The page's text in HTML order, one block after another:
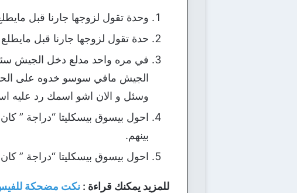
وحدة تقول لزوجها جارنا قبل
حدة تقول لزوجها جارنا قبل
في مره واحد مدلع دخل الجيش
الجيش مافي سوسو خدوه على
وسئل و الان اشو اسمك رد
احول بيسوق بيسكليتا “دراجة ”
بينهم.
احول بيسوق بيسكليتا “دراجة ”
للمزيد يمكنك قراءة : نكت مضحكة